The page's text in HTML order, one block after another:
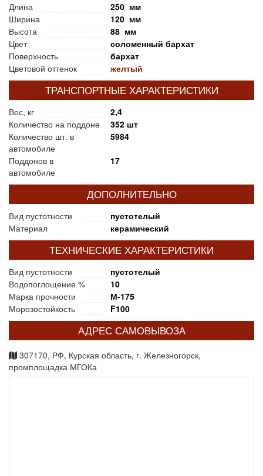
Длина
250 мм
Ширина
120 мм
Высота
88 мм
Цвет
соломенный бархат
Поверхность
бархат
Цветовой оттенок
желтый
ТРАНСПОРТНЫЕ ХАРАКТЕРИСТИКИ
Вес, кг
2,4
Количество на поддоне
352 шт
Количество шт. в
автомобиле
5984
Поддонов в
автомобиле
17
ДОПОЛНИТЕЛЬНО
Вид пустотности
пустотелый
Материал
керамический
ТЕХНИЧЕСКИЕ ХАРАКТЕРИСТИКИ
Вид пустотности
пустотелый
Водопоглощение %
10
Марка прочности
М-175
Морозостойкость
F100
АДРЕС САМОВЫВОЗА
307170, РФ, Курская область, г. Железногорск,
промплощадка МГОКа